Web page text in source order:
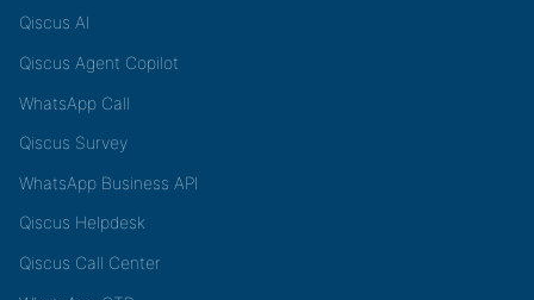
Qiscus AI
Qiscus Agent Copilot
WhatsApp Call
Qiscus Survey
WhatsApp Business API
Qiscus Helpdesk
Qiscus Call Center